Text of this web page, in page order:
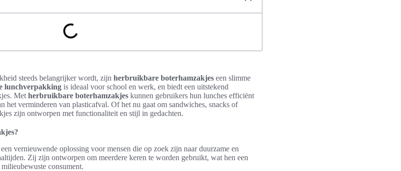
steeds belangrijker wordt, zijn herbruikbare boterhamzakjes een slimme
lunchverpakking is ideaal voor school en werk, en biedt een uitstekend
Met herbruikbare boterhamzakjes kunnen gebruikers hun lunches efficiënt
het verminderen van plasticafval. Of het nu gaat om sandwiches, snacks of
zijn ontworpen met functionaliteit en stijl in gedachten.
vernieuwende oplossing voor mensen die op zoek zijn naar duurzame en
Zij zijn ontworpen om meerdere keren te worden gebruikt, wat hen een
consument.